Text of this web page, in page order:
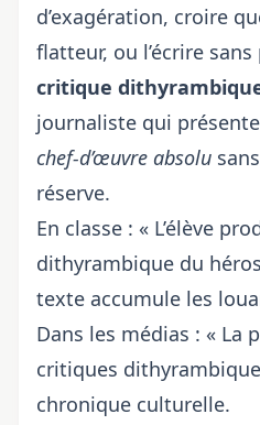
d’exagération, croire
flatteur, ou l’écrire
critique
journaliste qui
chef-d’œuvre absolu
réserve.
En classe : « L’élève
dithyrambique du
texte accumule les
Dans les médias : « La
critiques
chronique culturelle.